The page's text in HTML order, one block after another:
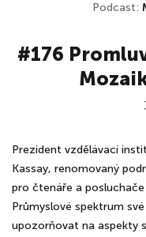
Podcast:
#176
Prezident vzdělávací
Kassay, renomovaný
pro čtenáře a
Průmyslové spektrum
upozorňovat na aspekty